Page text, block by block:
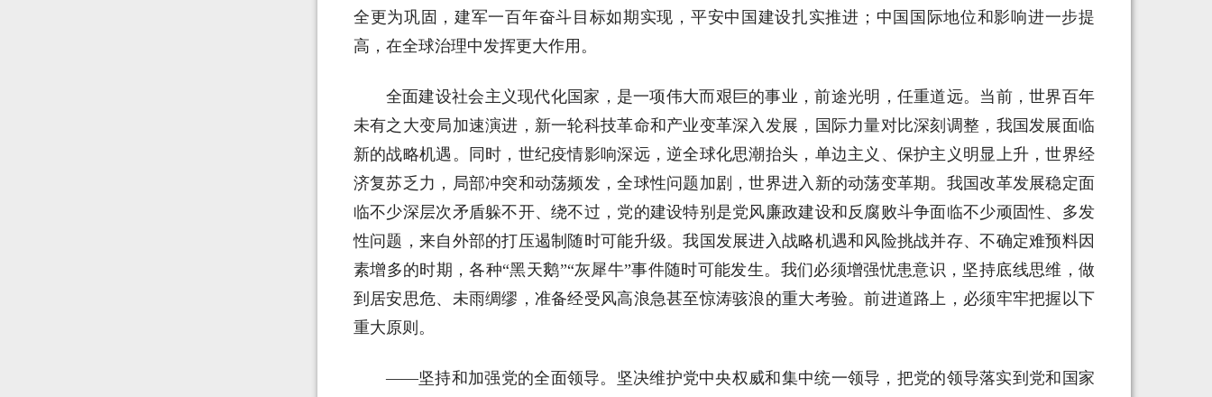
全更为巩固，建军一百年奋斗目标如期实现，平安中国建设扎实推进；中国国际地位和影响进一步提
高，在全球治理中发挥更大作用。
全面建设社会主义现代化国家，是一项伟大而艰巨的事业，前途光明，任重道远。当前，世界百年
未有之大变局加速演进，新一轮科技革命和产业变革深入发展，国际力量对比深刻调整，我国发展面临
新的战略机遇。同时，世纪疫情影响深远，逆全球化思潮抬头，单边主义、保护主义明显上升，世界经
济复苏乏力，局部冲突和动荡频发，全球性问题加剧，世界进入新的动荡变革期。我国改革发展稳定面
临不少深层次矛盾躲不开、绕不过，党的建设特别是党风廉政建设和反腐败斗争面临不少顽固性、多发
性问题，来自外部的打压遏制随时可能升级。我国发展进入战略机遇和风险挑战并存、不确定难预料因
素增多的时期，各种“黑天鹅”“灰犀牛”事件随时可能发生。我们必须增强忧患意识，坚持底线思维，做
到居安思危、未雨绸缪，准备经受风高浪急甚至惊涛骇浪的重大考验。前进道路上，必须牢牢把握以下
重大原则。
——坚持和加强党的全面领导。坚决维护党中央权威和集中统一领导，把党的领导落实到党和国家